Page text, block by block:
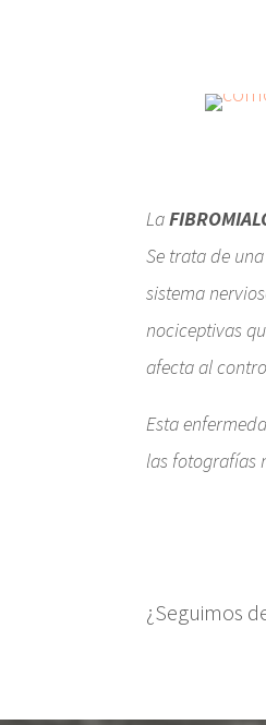
La
Se trata de
sistema
nociceptivas
afecta al
Esta
las fotografías
¿Seguimos